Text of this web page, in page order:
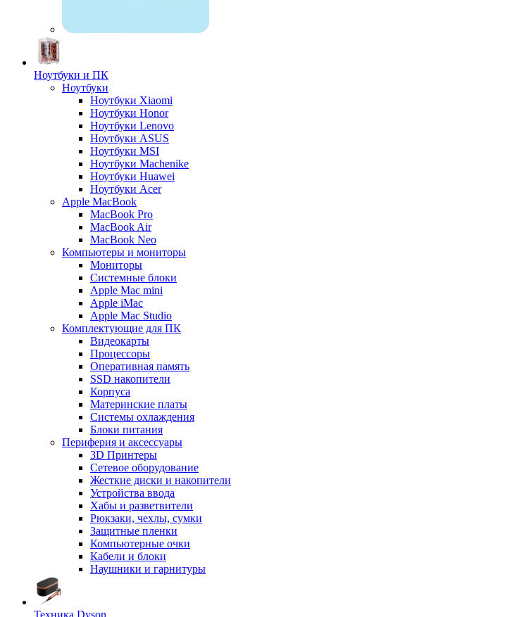
Ноутбуки и ПК
Ноутбуки
Ноутбуки Xiaomi
Ноутбуки Honor
Ноутбуки Lenovo
Ноутбуки ASUS
Ноутбуки MSI
Ноутбуки Machenike
Ноутбуки Huawei
Ноутбуки Acer
Apple MacBook
MacBook Pro
MacBook Air
MacBook Neo
Компьютеры и мониторы
Мониторы
Системные блоки
Apple Mac mini
Apple iMac
Apple Mac Studio
Комплектующие для ПК
Видеокарты
Процессоры
Оперативная память
SSD накопители
Корпуса
Материнские платы
Системы охлаждения
Блоки питания
Периферия и аксессуары
3D Принтеры
Сетевое оборудование
Жесткие диски и накопители
Устройства ввода
Хабы и разветвители
Рюкзаки, чехлы, сумки
Защитные пленки
Компьютерные очки
Кабели и блоки
Наушники и гарнитуры
Техника Dyson